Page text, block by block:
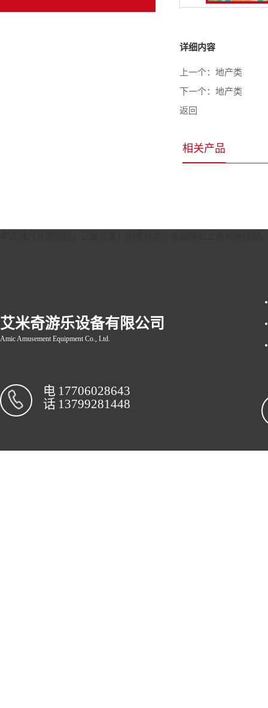
详细内容
上一个： 地产类
下一个： 地产类
返回
相关产品
艾米奇游乐设备有限公司
Amic Amusement Equipment Co., Ltd.
电
话
17706028643
13799281448